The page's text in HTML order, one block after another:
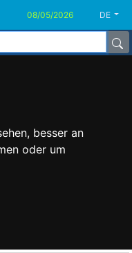
besser an
oder um
DE